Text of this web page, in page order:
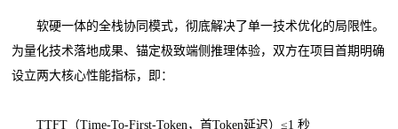
软硬一体的全栈协同模式，彻底解决了单一技术优化的局限性。
为量化技术落地成果、锚定极致端侧推理体验，双方在项目首期明确
设立两大核心性能指标，即：
TTFT（Time-To-First-Token，首Token延迟）≤1 秒